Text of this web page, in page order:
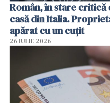
Român, în stare
casă din Italia.
apărat cu un cuțit
26 IULIE 2026